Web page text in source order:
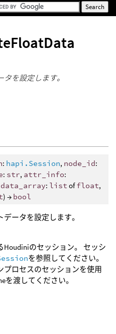
を設定します。
: hapi.Session, node_id:
: str, attr_info:
data_array: list offloat,
) → bool
ータを設定します。
Houdiniのセッション。 セッシ
を参照してください。
プロセスのセッションを使用
を渡してください。